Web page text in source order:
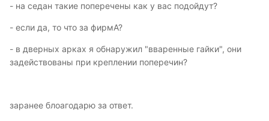
- на седан такие поперечены как у вас подойдут?
- если да, то что за фирмА?
- в дверных арках я обнаружил "вваренные гайки", они
задействованы при креплении поперечин?
заранее блоагодарю за ответ.